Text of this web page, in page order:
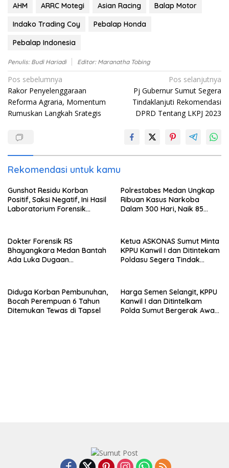
AHM ARRC Motegi Asian Racing
Balap Motor
Indako Trading Coy
Pebalap Honda
Pebalap Indonesia
Penulis: Budi Hariadi Editor: Maranatha Tobing
Navigasi
pos
Pos sebelumnya
Rakor Penyelenggaraan
Reforma Agraria, Momentum
Rumuskan Langkah Srategis
Pos selanjutnya
Pj Gubernur Sumut Segera
Tindaklanjuti Rekomendasi
DPRD Tentang LKPJ 2023
Rekomendasi untuk kamu
Gunshot Residu Korban
Positif, Saksi Negatif, Ini Hasil
Laboratorium Forensik
Polrestabes Medan Ungkap
Ribuan Kasus Narkoba
Dalam 300 Hari, Naik 85
Dokter Forensik RS
Bhayangkara Medan Bantah
Ada Luka Dugaan
Ketua ASKONAS Sumut Minta
KPPU Kanwil I dan Ditintekam
Poldasu Segera Tindak
Diduga Korban Pembunuhan,
Bocah Perempuan 6 Tahun
Ditemukan Tewas di Tapsel
Harga Semen Selangit, KPPU
Kanwil I dan Ditintelkam
Polda Sumut Bergerak Awasi